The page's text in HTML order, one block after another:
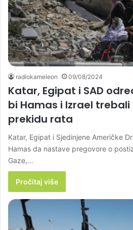
radiokameleon 09/08/2024
Katar, Egipat i SAD
bi Hamas i Izrael
prekidu rata
Katar, Egipat i Sjedinjene Američke
Hamas da nastave pregovore o
Gaze,…
Pročitaj više